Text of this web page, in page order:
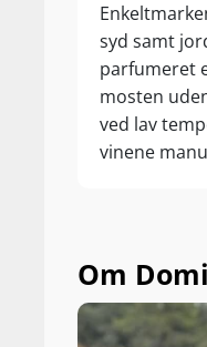
syd samt
parfumeret
mosten
ved lav
vinene
Om